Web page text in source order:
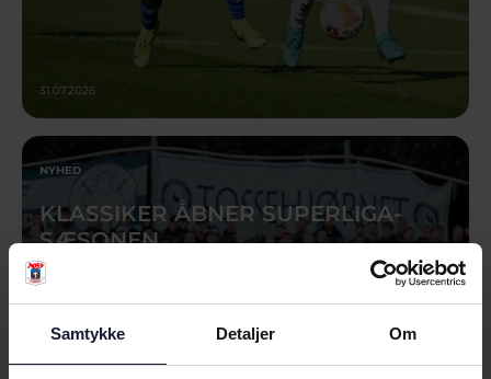
Samtykke Detaljer Om
31.07.2026
NYHED
KLASSIKER ÅBNER SUPERLIGA-
SÆSONEN